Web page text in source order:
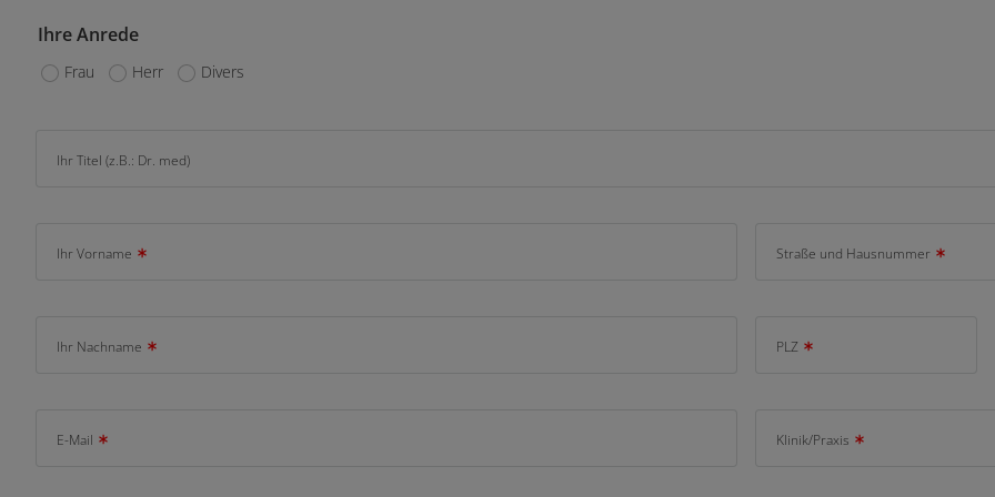
Ihre Anrede
Frau Herr Divers
Ihr Titel (z.B.: Dr. med)
Ihr Vorname Straße und Hausnummer
Ihr Nachname PLZ
E-Mail Klinik/Praxis